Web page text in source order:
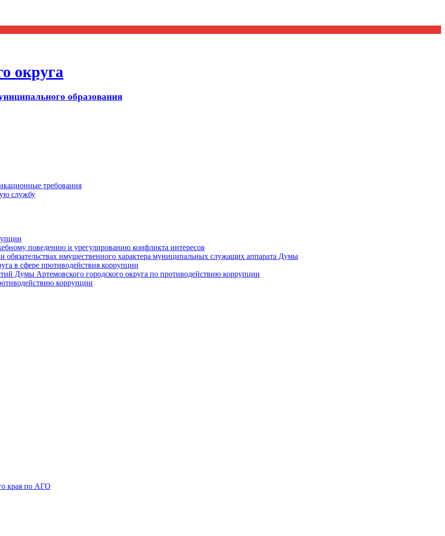
округа
образования
требования
службу
поведению и урегулированию конфликта интересов
обязательствах имущественного характера муниципальных служащих аппарата Думы
в сфере противодействия коррупции
Думы Артемовского городского округа по противодействию коррупции
коррупции
края по АГО